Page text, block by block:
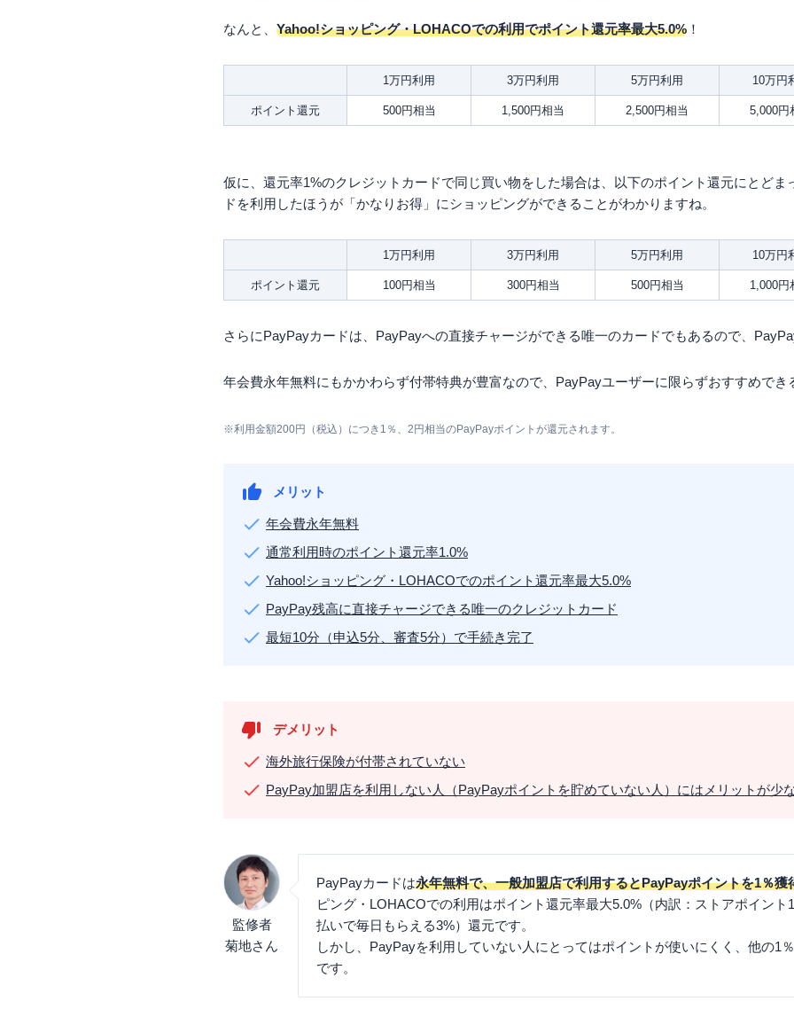
なんと、 Yahoo!ショッピング・LOHACOでの利用でポイント還元率最大5.0% ！
1万円利用 3万円利用 5万円利用 10万円
ポイント還元 500円相当 1,500円相当 2,500円相当 5,000円
仮に、還元率1%のクレジットカードで同じ買い物をした場合は、以下のポイント還元にとどま
ドを利用したほうが「かなりお得」にショッピングができることがわかりますね。
1万円利用 3万円利用 5万円利用 10万円
ポイント還元 100円相当 300円相当 500円相当 1,000円
さらにPayPayカードは、PayPayへの直接チャージができる唯一のカードでもあるので、
年会費永年無料にもかかわらず付帯特典が豊富なので、PayPayユーザーに限らずおすすめでき
※利用金額200円（税込）につき1％、2円相当のPayPayポイントが還元されます。
メリット
年会費永年無料
通常利用時のポイント還元率1.0%
Yahoo!ショッピング・LOHACOでのポイント還元率最大5.0%
PayPay残高に直接チャージできる唯一のクレジットカード
最短10分（申込5分、審査5分）で手続き完了
デメリット
海外旅行保険が付帯されていない
PayPay加盟店を利用しない人（PayPayポイントを貯めていない人）にはメリットが少
監修者
菊地さん
PayPayカードは永年無料で、一般加盟店で利用するとPayPayポイントを1％獲
ピング・LOHACOでの利用はポイント還元率最大5.0%（内訳：ストアポイント
払いで毎日もらえる3%）還元です。
しかし、PayPayを利用していない人にとってはポイントが使いにくく、他の1
です。